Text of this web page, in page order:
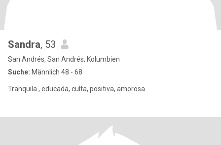
Sandra, 53
San Andrés, San Andrés, Kolumbien
Suche: Männlich 48 - 68
Tranquila , educada, culta, positiva, amorosa